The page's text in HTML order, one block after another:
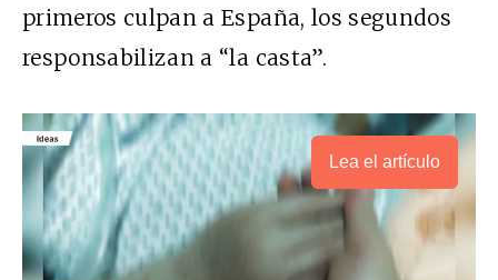
primeros culpan a España, los segundos
responsabilizan a “la casta”.
Lea el artículo